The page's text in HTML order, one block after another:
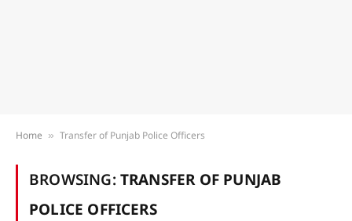
Home » Transfer of Punjab Police Officers
BROWSING: TRANSFER OF PUNJAB
POLICE OFFICERS